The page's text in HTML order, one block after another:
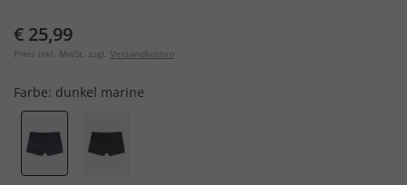
€ 25,99
Preis inkl. MwSt. zzgl. Versandkosten
Farbe: dunkel marine